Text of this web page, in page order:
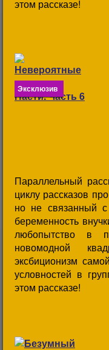
этом рассказе!
Эксклюзив
Параллельный
циклу рассказов
но не связанный
беременность
любопытство в
новомодной
эксбиционизм
условностей в
этом рассказе!